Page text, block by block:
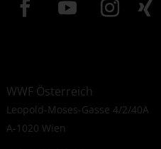
WWF Österreich
Leopold-Moses-Gasse 4/2/40A
A-1020 Wien